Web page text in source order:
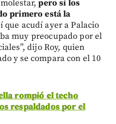
pero sí los
primero está la
que acudí ayer a Palacio
muy preocupado por el
dijo Roy, quien
y se compara con el 10
rompió el techo
respaldados por el